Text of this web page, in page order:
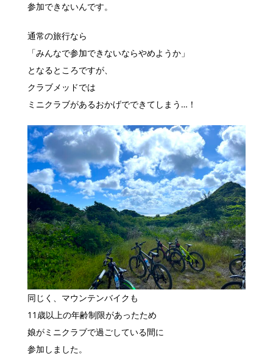
参加できないんです。
通常の旅行なら
「みんなで参加できないならやめようか」
となるところですが、
クラブメッドでは
ミニクラブがあるおかげでできてしまう…！
同じく、マウンテンバイクも
11歳以上の年齢制限があったため
娘がミニクラブで過ごしている間に
参加しました。